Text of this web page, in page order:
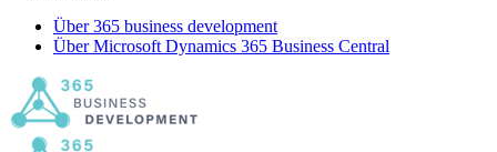
Über 365 business development
Über Microsoft Dynamics 365 Business Central